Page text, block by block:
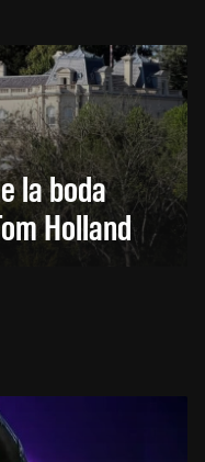
la boda
Holland